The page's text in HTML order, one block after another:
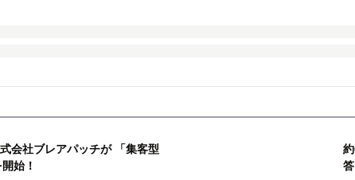
会社ブレアパッチが 「集客型
始！